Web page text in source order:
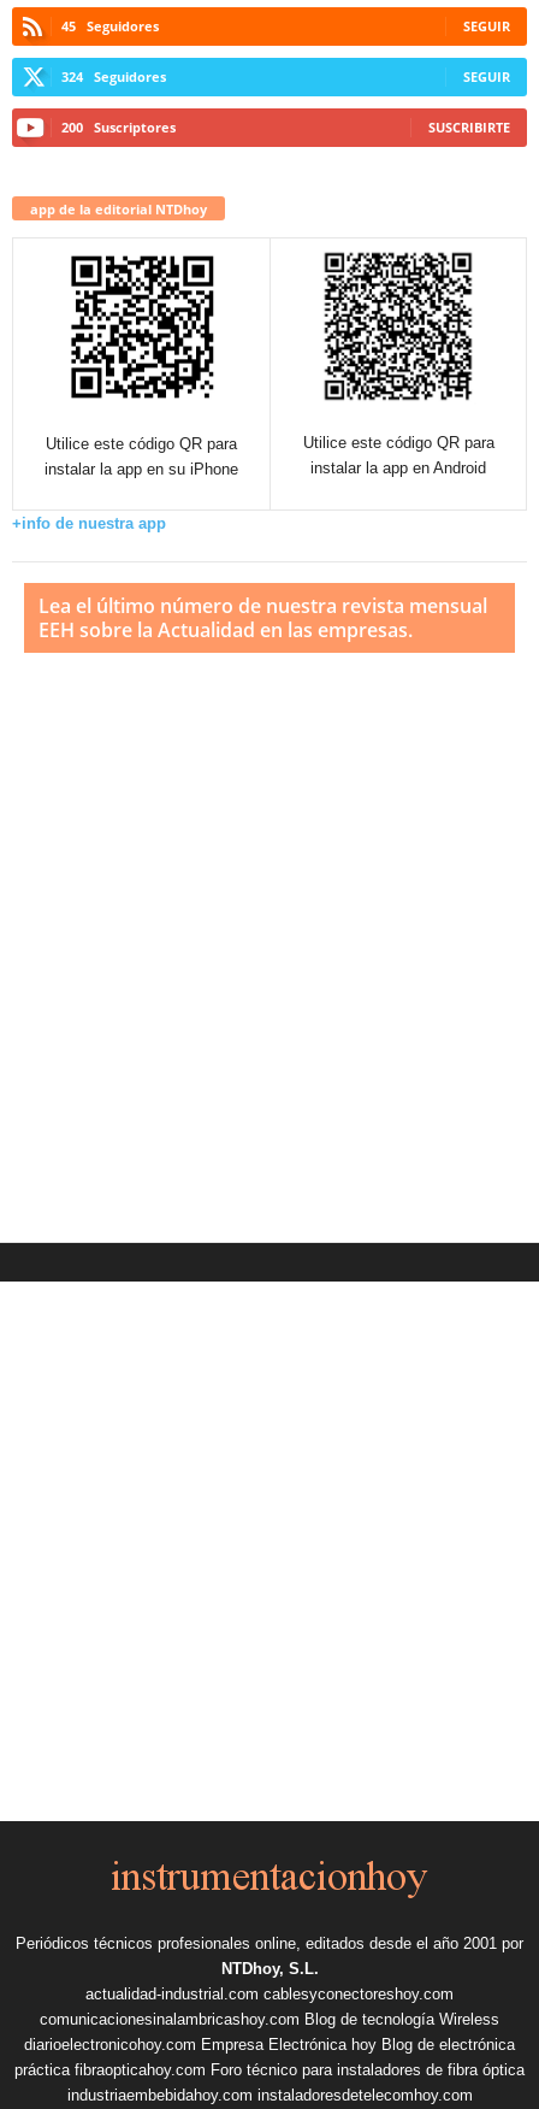
45 Seguidores SEGUIR
324 Seguidores SEGUIR
200 Suscriptores SUSCRIBIRTE
app de la editorial NTDhoy
Utilice este código QR para
instalar la app en su iPhone
Utilice este código QR para
instalar la app en Android
+info de nuestra app
Lea el último número de nuestra revista mensual
EEH sobre la Actualidad en las empresas.
Periódicos técnicos profesionales online, editados desde el año 2001 por
NTDhoy, S.L.
actualidad-industrial.com cablesyconectoreshoy.com
comunicacionesinalambricashoy.com Blog de tecnología Wireless
diarioelectronicohoy.com Empresa Electrónica hoy Blog de electrónica
práctica fibraopticahoy.com Foro técnico para instaladores de fibra óptica
industriaembebidahoy.com instaladoresdetelecomhoy.com